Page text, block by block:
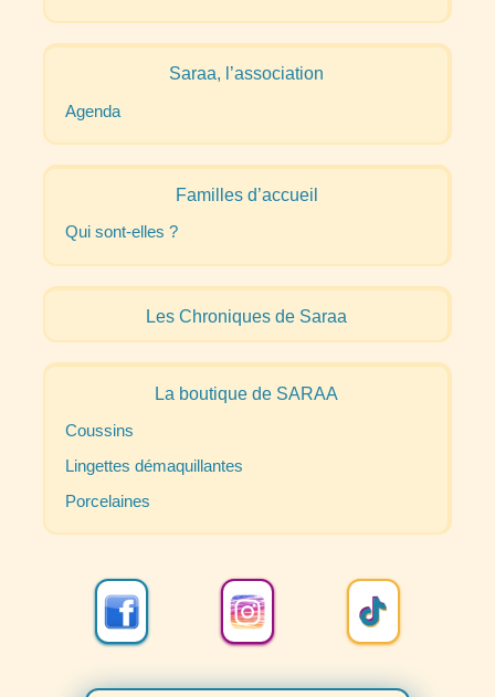
Saraa, l’association
Agenda
Familles d’accueil
Qui sont-elles ?
Les Chroniques de Saraa
La boutique de SARAA
Coussins
Lingettes démaquillantes
Porcelaines